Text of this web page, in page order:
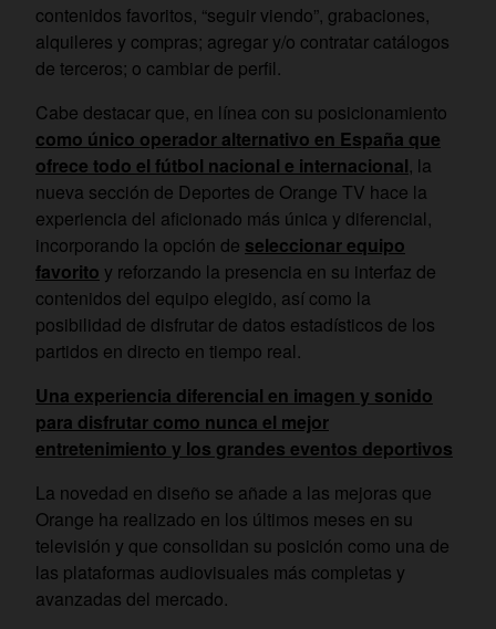
contenidos favoritos, “seguir viendo”, grabaciones,
alquileres y compras; agregar y/o contratar catálogos
de terceros; o cambiar de perfil.
Cabe destacar que, en línea con su posicionamiento
como único operador alternativo en España que
ofrece todo el fútbol nacional e internacional, la
nueva sección de Deportes de Orange TV hace la
experiencia del aficionado más única y diferencial,
incorporando la opción de seleccionar equipo
favorito y reforzando la presencia en su interfaz de
contenidos del equipo elegido, así como la
posibilidad de disfrutar de datos estadísticos de los
partidos en directo en tiempo real.
Una experiencia diferencial en imagen y sonido
para disfrutar como nunca el mejor
entretenimiento y los grandes eventos deportivos
La novedad en diseño se añade a las mejoras que
Orange ha realizado en los últimos meses en su
televisión y que consolidan su posición como una de
las plataformas audiovisuales más completas y
avanzadas del mercado.